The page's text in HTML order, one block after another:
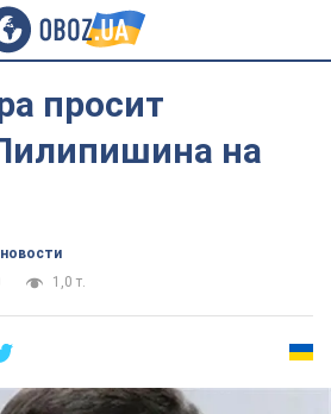
просит
на
1,0 т.